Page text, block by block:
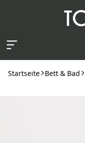
Startseite Bett & Bad